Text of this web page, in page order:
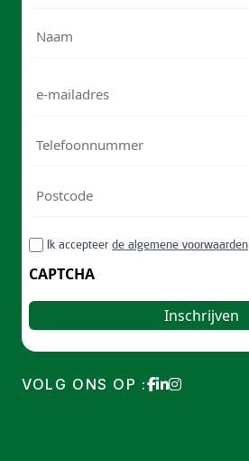
mailadres
/
Postal
RGPDIk accepteer de algemene voorwaarden
CAPTCHA
VOLG ONS OP :